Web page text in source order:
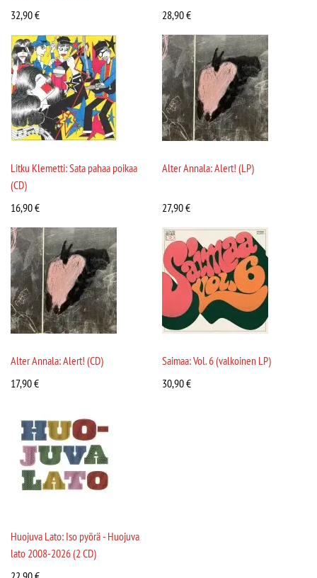
32,90€ 28,90€
Litku Klemetti: Sata pahaa poikaa
(CD)
16,90€
Alter Annala: Alert! (LP)
27,90€
Alter Annala: Alert! (CD)
17,90€
Saimaa: Vol. 6 (valkoinen LP)
30,90€
Huojuva Lato: Iso pyörä - Huojuva
lato 2008-2026 (2 CD)